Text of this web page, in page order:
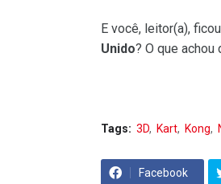
E você, leitor(a),
Unido? O que achou
Tags: 3D Kart Kong
Facebook